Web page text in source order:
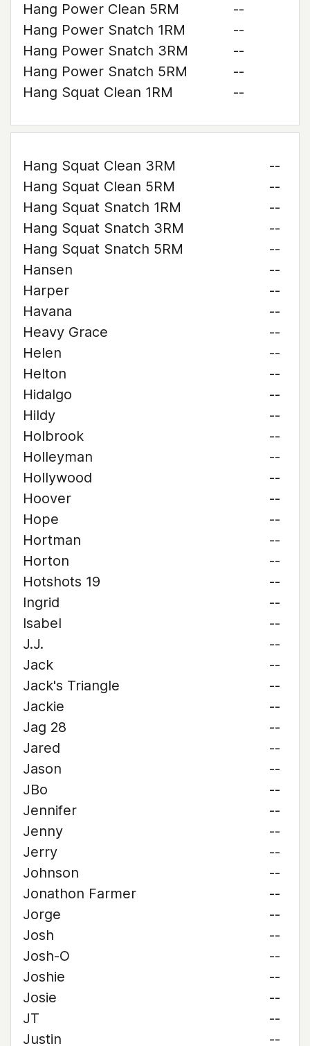
Hang Power Clean 5RM
--
Hang Power Snatch 1RM
--
Hang Power Snatch 3RM
--
Hang Power Snatch 5RM
--
Hang Squat Clean 1RM
--
Hang Squat Clean 3RM
--
Hang Squat Clean 5RM
--
Hang Squat Snatch 1RM
--
Hang Squat Snatch 3RM
--
Hang Squat Snatch 5RM
--
Hansen
--
Harper
--
Havana
--
Heavy Grace
--
Helen
--
Helton
--
Hidalgo
--
Hildy
--
Holbrook
--
Holleyman
--
Hollywood
--
Hoover
--
Hope
--
Hortman
--
Horton
--
Hotshots 19
--
Ingrid
--
Isabel
--
J.J.
--
Jack
--
Jack's Triangle
--
Jackie
--
Jag 28
--
Jared
--
Jason
--
JBo
--
Jennifer
--
Jenny
--
Jerry
--
Johnson
--
Jonathon Farmer
--
Jorge
--
Josh
--
Josh-O
--
Joshie
--
Josie
--
JT
--
Justin
--